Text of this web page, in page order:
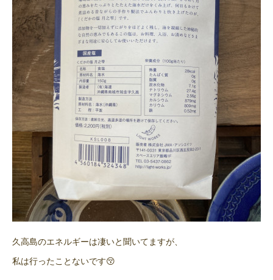
久高島のエネルギーは凄いと聞いてますが、
私は行ったことないです😚